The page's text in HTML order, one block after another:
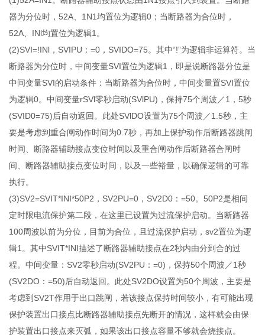
器为分位时，52A、1N1均置位为逻辑0；当断路器为合位时，
52A、INl均置位为逻辑1。
(2)SVI=!INl，SVIPU：=0，SVIDO=75。其中“!”为逻辑非运算符。当
断路器为分位时，中间变量SVI置位为逻辑1，即是说断路器分位是
中间变量SVI的启动条件：当断路器为合位时，中间变量置SVI置位
为逻辑0。中间变量rSVl零秒启动(SVlPU)，保持75个周波／1，5秒
(SVID0=75)后自动返回。此处SVlDO设置为75个周波／1.5秒，主
要是考虑到重合闸动作时间为0.7秒，再加上保护动作后断路器跳闸
时间、断路器辅助接点变位时间以及重合闸动作后断路器合闸时
间、断路器辅助接点变位时间，以及一些裕量，以确保逻辑的可靠
执行。
(3)SV2=SVIT*INI*50P2，SV2PU=0，SV2D0：=50。50P2是相间
定时限电流保护第二段，在这里已设置为过流保护启动。当断路器
100周波以前为分位，目前为合位，且过流保护启动，sv2置位为逻
辑1。其中SVIT*INI描述了断路器辅助接点在2秒内由分到合的过
程。中间变量：SV2零秒启动(SV2PU：=0)，保持50个周波／1秒
(SV2DO：=50)后自动返回。此处SV2DO设置为50个周波，主要是
考虑到SV2T作用于出口跳闸，若该接点保持时间较小，有可能出现
保护装置出口接点比断路器辅助接点先断开的情况，这样就会由保
护装置出口接点来灭弧，如果该出口接点容量不够就会烧接点。